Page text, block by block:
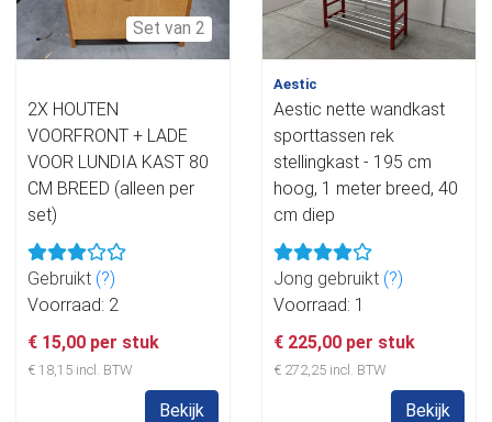
Set van 2
2X HOUTEN
VOORFRONT + LADE
VOOR LUNDIA KAST 80
CM BREED (alleen per
set)
Gebruikt (?)
Voorraad: 2
€ 15,00 per stuk
€ 18,15 incl. BTW
Bekijk
Aestic
Aestic nette wandkast
sporttassen rek
stellingkast - 195 cm
hoog, 1 meter breed, 40
cm diep
Jong gebruikt (?)
Voorraad: 1
€ 225,00 per stuk
€ 272,25 incl. BTW
Bekijk